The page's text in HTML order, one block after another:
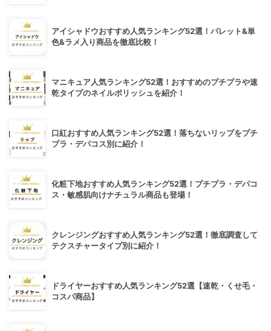
アイシャドウおすすめ人気ランキング52選！パレット&単
色&ラメ入り商品を徹底比較！
マニキュア人気ランキング52選！おすすめのプチプラや速
乾タイプのネイルポリッシュを紹介！
口紅おすすめ人気ランキング52選！落ちないリップをプチ
プラ・デパコス別に紹介！
化粧下地おすすめ人気ランキング52選！プチプラ・デパコ
ス・敏感肌向けナチュラル商品も登場！
クレンジングおすすめ人気ランキング52選！徹底調査して
テクスチャータイプ別に紹介！
ドライヤーおすすめ人気ランキング52選【速乾・くせ毛・
コスパ商品】